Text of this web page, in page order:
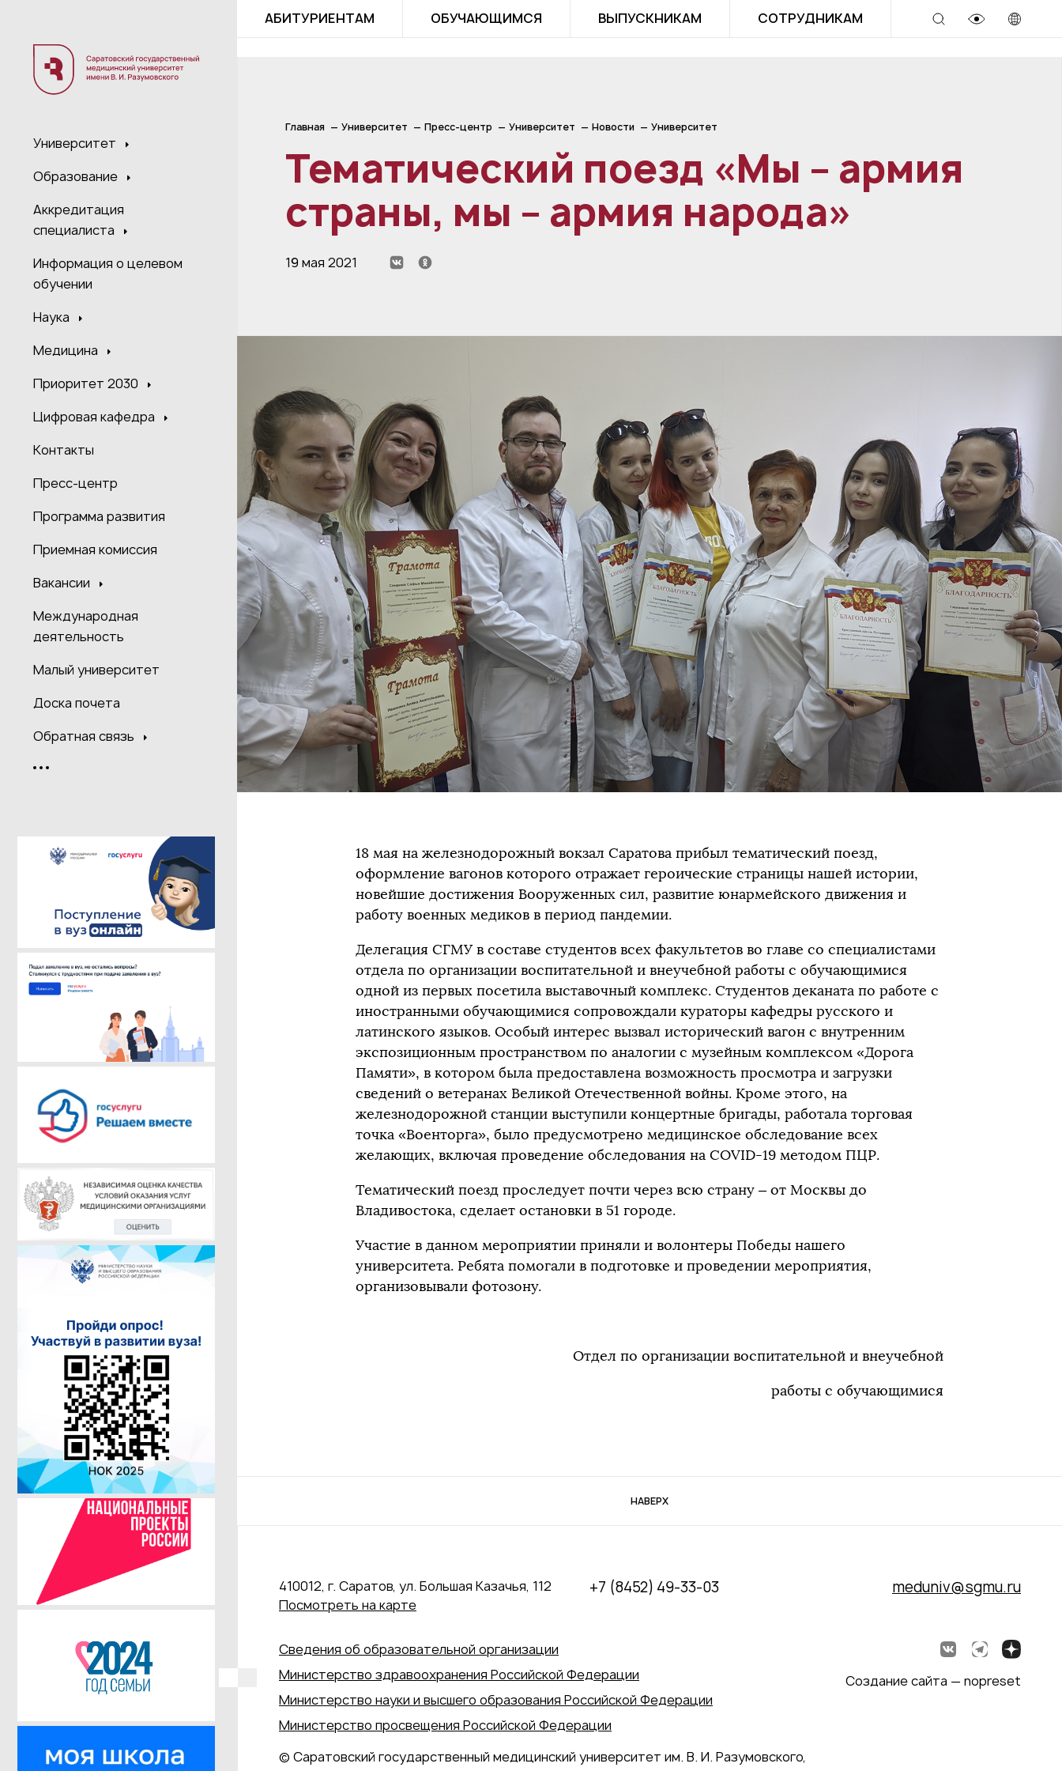
Университет
Образование
Аккредитация
специалиста
Информация о целевом
обучении
Наука
Медицина
Приоритет 2030
Цифровая кафедра
Контакты
Пресс-центр
Программа развития
Приемная комиссия
Вакансии
Международная
деятельность
Малый университет
Доска почета
Обратная связь
АБИТУРИЕНТАМ ОБУЧАЮЩИМСЯ ВЫПУСКНИКАМ СОТРУДНИКАМ
Главная Университет Пресс-центр Университет Новости Университет
Тематический поезд «Мы – армия
страны, мы – армия народа»
19 мая 2021
18 мая на железнодорожный вокзал Саратова прибыл тематический поезд,
оформление вагонов которого отражает героические страницы нашей истории,
новейшие достижения Вооруженных сил, развитие юнармейского движения и
работу военных медиков в период пандемии.
Делегация СГМУ в составе студентов всех факультетов во главе со специалистами
отдела по организации воспитательной и внеучебной работы с обучающимися
одной из первых посетила выставочный комплекс. Студентов деканата по работе с
иностранными обучающимися сопровождали кураторы кафедры русского и
латинского языков. Особый интерес вызвал исторический вагон с внутренним
экспозиционным пространством по аналогии с музейным комплексом «Дорога
Памяти», в котором была предоставлена возможность просмотра и загрузки
сведений о ветеранах Великой Отечественной войны. Кроме этого, на
железнодорожной станции выступили концертные бригады, работала торговая
точка «Военторга», было предусмотрено медицинское обследование всех
желающих, включая проведение обследования на COVID-19 методом ПЦР.
Тематический поезд проследует почти через всю страну – от Москвы до
Владивостока, сделает остановки в 51 городе.
Участие в данном мероприятии приняли и волонтеры Победы нашего
университета. Ребята помогали в подготовке и проведении мероприятия,
организовывали фотозону.
Отдел по организации воспитательной и внеучебной
работы с обучающимися
НАВЕРХ
410012, г. Саратов, ул. Большая Казачья, 112
Посмотреть на карте
+7 (8452) 49-33-03 meduniv@sgmu.ru
Сведения об образовательной организации
Министерство здравоохранения Российской Федерации
Министерство науки и высшего образования Российской Федерации
Министерство просвещения Российской Федерации
© Саратовский государственный медицинский университет им. В. И. Разумовского,
Создание сайта — nopreset